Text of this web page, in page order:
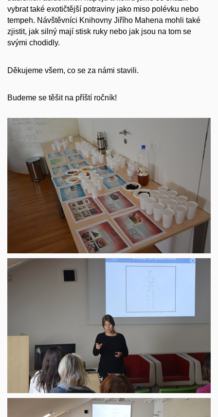
vybrat také exotičtější potraviny jako miso polévku nebo
tempeh. Návštěvníci Knihovny Jiřího Mahena mohli také
zjistit, jak silný mají stisk ruky nebo jak jsou na tom se
svými chodidly.
Děkujeme všem, co se za námi stavili.
Budeme se těšit na příští ročník!